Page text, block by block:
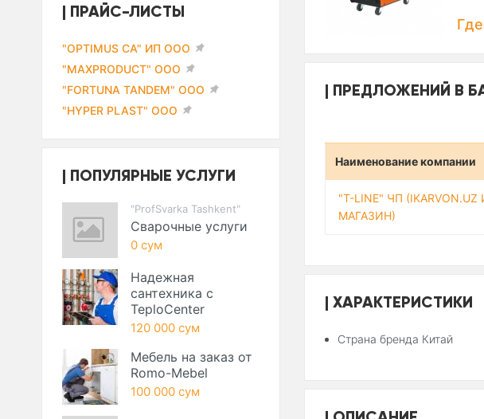
ПРЕДЛОЖЕНИЙ В
Наименование компании
"T-LINE" ЧП
МАГАЗИН)
ХАРАКТЕРИСТИКИ
Страна бренда Китай
ПРАЙС-ЛИСТЫ
"OPTIMUS CA" ИП ООО
"MAXPRODUCT" ООО
"FORTUNA TANDEM" ООО
"HYPER PLAST" ООО
ПОПУЛЯРНЫЕ УСЛУГИ
"ProfSvarka Tashkent"
Сварочные услуги
0 сум
Надежная
сантехника с
TeploCenter
120 000 сум
Мебель на заказ от
Romo-Mebel
100 000 сум